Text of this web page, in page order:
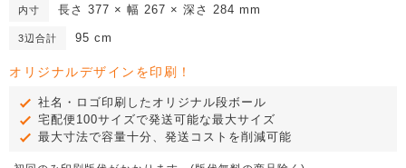
内寸 長さ 377 × 幅 267 × 深さ 284 mm
3辺合計 95 cm
オリジナルデザインを印刷！
社名・ロゴ印刷したオリジナル段ボール
宅配便100サイズで発送可能な最大サイズ
最大寸法で容量十分、発送コストを削減可能